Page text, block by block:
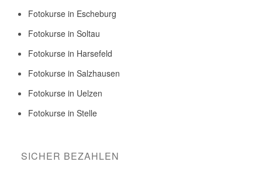
Fotokurse in Escheburg
Fotokurse in Soltau
Fotokurse in Harsefeld
Fotokurse in Salzhausen
Fotokurse in Uelzen
Fotokurse in Stelle
SICHER BEZAHLEN